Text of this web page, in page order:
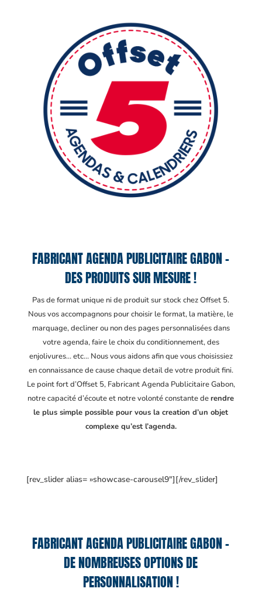
FABRICANT AGENDA PUBLICITAIRE GABON –
DES PRODUITS SUR MESURE !
Pas de format unique ni de produit sur stock chez Offset 5.
Nous vos accompagnons pour choisir le format, la matière, le
marquage, decliner ou non des pages personnalisées dans
votre agenda, faire le choix du conditionnement, des
enjolivures… etc… Nous vous aidons afin que vous choisissiez
en connaissance de cause chaque detail de votre produit fini.
Le point fort d’Offset 5, Fabricant Agenda Publicitaire Gabon,
notre capacité d’écoute et notre volonté constante derendre
le plus simple possible pour vous la creation d’un objet
complexe qu’est l’agenda.
[rev_slider alias= »showcase-carousel9″][/rev_slider]
FABRICANT AGENDA PUBLICITAIRE GABON –
DE NOMBREUSES OPTIONS DE
PERSONNALISATION !